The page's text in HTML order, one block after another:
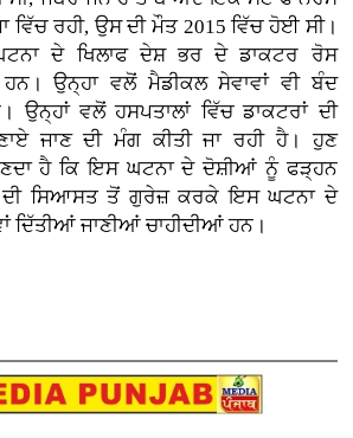
ਵਿੱਚ ਰਹੀ, ਉਸ ਦੀ ਮੌਤ 2015 ਵਿੱਚ ਹੋਈ ਸੀ।
ਦੇ ਖਿਲਾਫ ਦੇਸ਼ ਭਰ ਦੇ ਡਾਕਟਰ ਰੋਸ
ਉਨ੍ਹਾ ਵਲੋਂ ਮੈਡੀਕਲ ਸੇਵਾਵਾਂ ਵੀ ਬੰਦ
ਵਲੋਂ ਹਸਪਤਾਲਾਂ ਵਿੱਚ ਡਾਕਟਰਾਂ ਦੀ
ਜਾਣ ਦੀ ਮੰਗ ਕੀਤੀ ਜਾ ਰਹੀ ਹੈ। ਹੁਣ
ਹੈ ਕਿ ਇਸ ਘਟਨਾ ਦੇ ਦੋਸ਼ੀਆਂ ਨੂੰ ਫੜ੍ਹਨ
ਦੀ ਸਿਆਸਤ ਤੋਂ ਗੁਰੇਜ਼ ਕਰਕੇ ਇਸ ਘਟਨਾ ਦੇ
ਦਿੱਤੀਆਂ ਜਾਣੀਆਂ ਚਾਹੀਦੀਆਂ ਹਨ।